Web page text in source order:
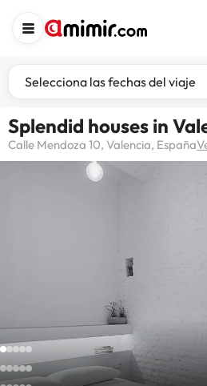
Selecciona las fechas del viaje
Splendid houses in
Calle Mendoza 10, Valencia, España